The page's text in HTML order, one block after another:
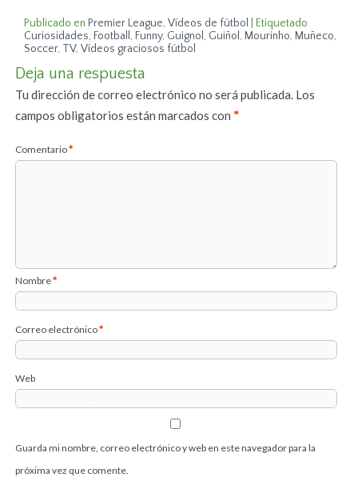
Publicado en Premier League,Vídeos de fútbol
Etiquetado
Curiosidades, Football , Funny, Guignol , Guiñol , Mourinho, Muñeco,
Soccer, TV,Vídeos graciosos fútbol
Deja una respuesta
Tu dirección de correo electrónico no será publicada. Los
campos obligatorios están marcados con*
Comentario*
Nombre*
Correo electrónico*
Web
Guarda mi nombre, correo electrónico y web en este navegador para la
próxima vez que comente.